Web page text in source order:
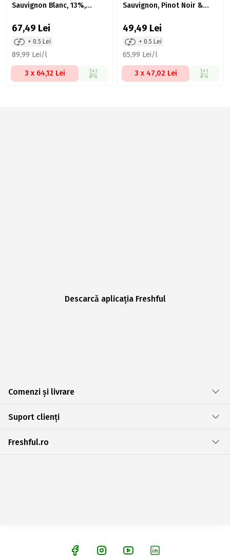
Sauvignon Blanc, 13%,
67,49 Lei
+ 0.5 Lei
89,99 Lei/l
3 x 64,12 Lei
Sauvignon, Pinot Noir &
49,49 Lei
+ 0.5 Lei
65,99 Lei/l
3 x 47,02 Lei
Descarcă aplicația Freshful
Comenzi și livrare
Suport clienți
Freshful.ro